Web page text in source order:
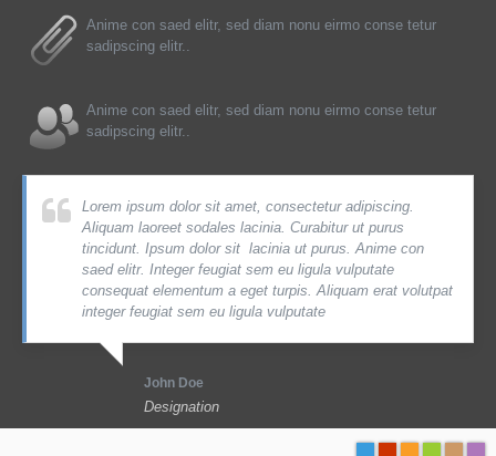
Anime con saed elitr, sed diam nonu eirmo conse tetur
sadipscing elitr..
Anime con saed elitr, sed diam nonu eirmo conse tetur
sadipscing elitr..
Lorem ipsum dolor sit amet, consectetur adipiscing.
Aliquam laoreet sodales lacinia. Curabitur ut purus
tincidunt. Ipsum dolor sit lacinia ut purus. Anime con
saed elitr. Integer feugiat sem eu ligula vulputate
consequat elementum a eget turpis. Aliquam erat volutpat
integer feugiat sem eu ligula vulputate
John Doe
Designation